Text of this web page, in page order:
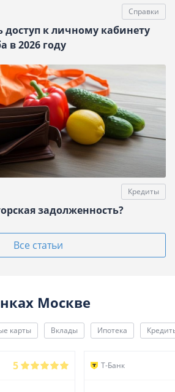
Справки
доступ к личному кабинету
в 2026 году
Кредиты
задолженность?
Все статьи
Москве
карты Вклады Ипотека
5 Т-Банк